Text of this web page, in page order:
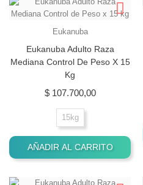
Eukanuba
Eukanuba Adulto Raza
Mediana Control De Peso X 15
Kg
$ 107.700,00Precio
15kg
AÑADIR AL CARRITO